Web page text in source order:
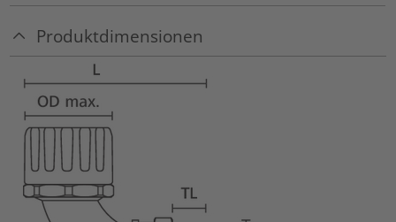
Produktdimensionen